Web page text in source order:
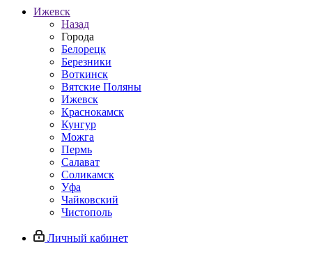
Ижевск
Назад
Города
Белорецк
Березники
Воткинск
Вятские Поляны
Ижевск
Краснокамск
Кунгур
Можга
Пермь
Салават
Соликамск
Уфа
Чайковский
Чистополь
Личный кабинет